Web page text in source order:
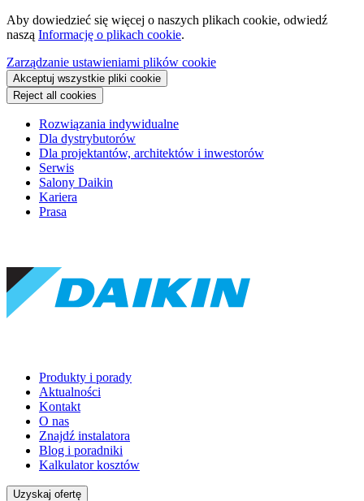
Aby dowiedzieć się więcej o naszych plikach cookie, odwiedź
naszą Informację o plikach cookie.
Zarządzanie ustawieniami plików cookie
Akceptuj wszystkie pliki cookie
Reject all cookies
Rozwiązania indywidualne
Dla dystrybutorów
Dla projektantów, architektów i inwestorów
Serwis
Salony Daikin
Kariera
Prasa
Produkty i porady
Aktualności
Kontakt
O nas
Znajdź instalatora
Blog i poradniki
Kalkulator kosztów
Uzyskaj ofertę